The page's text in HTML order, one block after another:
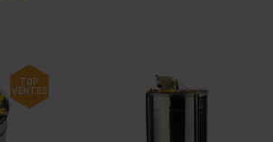
TOP
VENTES